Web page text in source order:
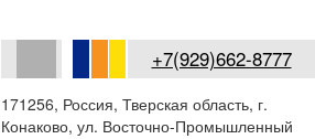
+7(929)662-8777
171256, Россия, Тверская область, г.
Конаково, ул. Восточно-Промышленный